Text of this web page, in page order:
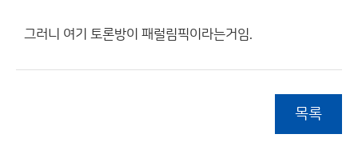
그러니 여기 토론방이 패럴림픽이라는거임.
목록